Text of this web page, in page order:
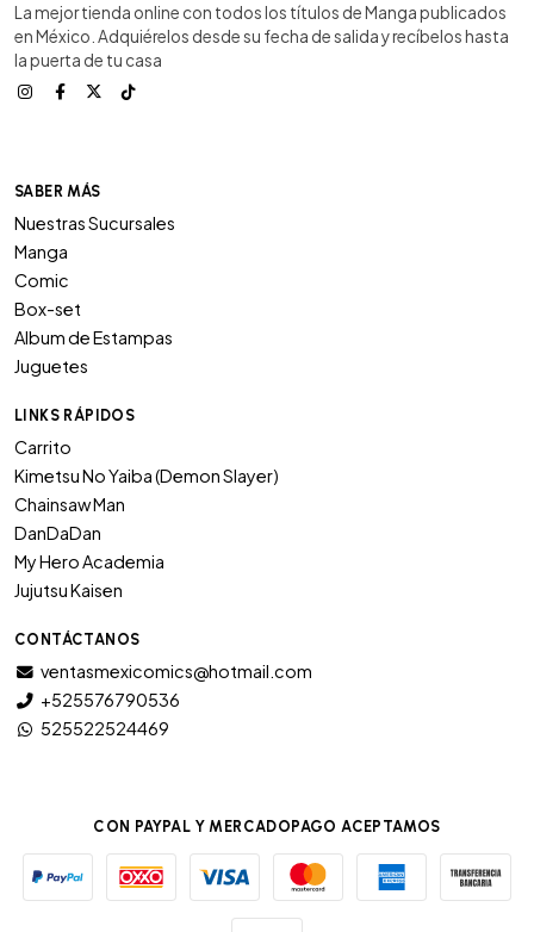
La mejor tienda online con todos los títulos de Manga publicados
en México. Adquiérelos desde su fecha de salida y recíbelos hasta
la puerta de tu casa
SABER MÁS
Nuestras Sucursales
Manga
Comic
Box-set
Album de Estampas
Juguetes
LINKS RÁPIDOS
Carrito
Kimetsu No Yaiba (Demon Slayer)
Chainsaw Man
DanDaDan
My Hero Academia
Jujutsu Kaisen
CONTÁCTANOS
ventasmexicomics@hotmail.com
+525576790536
525522524469
CON PAYPAL Y MERCADOPAGO ACEPTAMOS